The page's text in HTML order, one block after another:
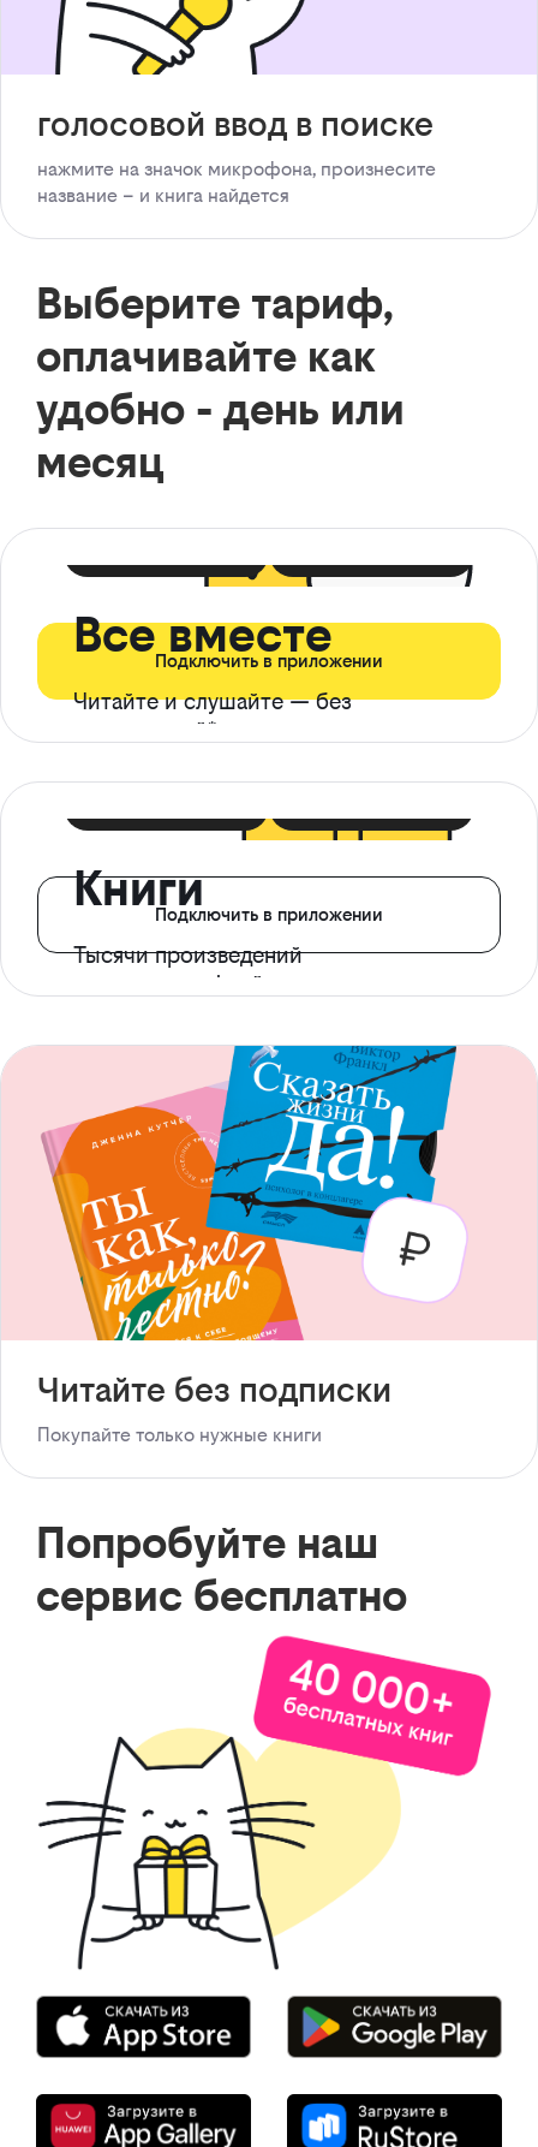
голосовой ввод в поиске
нажмите на значок микрофона, произнесите
название – и книга найдется
Выберите тариф,
оплачивайте как
удобно - день или
месяц
Все вместе
Читайте и слушайте — без
ограничений*
Подключить в приложении
Книги
Тысячи произведений
с доступом офлайн
Подключить в приложении
Читайте без подписки
Покупайте только нужные книги
Попробуйте наш
сервис бесплатно